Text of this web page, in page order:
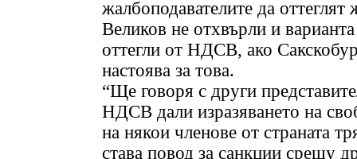
жалбоподавателите да оттеглят
Великов не отхвърли и
оттегли от НДСВ, ако
настоява за това.
“Ще говоря с други
НДСВ дали изразяването на
на някои членове от страната
става повод за санкции срещу